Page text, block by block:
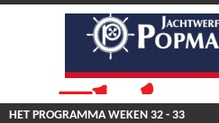
HET PROGRAMMA WEKEN 32 - 33